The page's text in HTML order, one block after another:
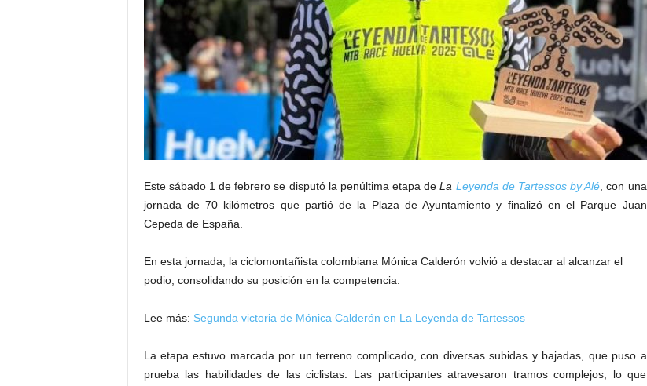
Este sábado 1 de febrero se disputó la penúltima etapa deLa Leyenda de Tartessos by Alé , con una
jornada de 70 kilómetros que partió de la Plaza de Ayuntamiento y finalizó en el Parque Juan
Cepeda de España.
En esta jornada, la ciclomontañista colombiana Mónica Calderón volvió a destacar al alcanzar el
podio, consolidando su posición en la competencia.
Lee más: Segunda victoria de Mónica Calderón en La Leyenda de Tartessos
La etapa estuvo marcada por un terreno complicado, con diversas subidas y bajadas, que puso a
prueba las habilidades de las ciclistas. Las participantes atravesaron tramos complejos, lo que